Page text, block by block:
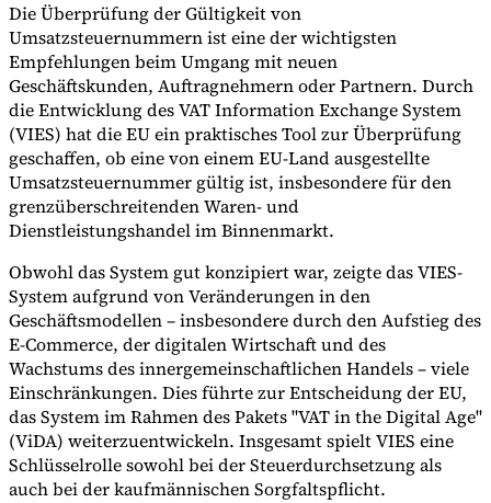
Werkzeuge
VAT-RechnerGST-RechnerVerkaufssteuer-RechnerVAT-
NummernprüferTracker für E-Rechnungs-Mandate
Experts
Unsere AutorenBeitragender werdenWählen Sie einen Experten
Die Überprüfung der Gültigkeit von
Umsatzsteuernummern ist eine der wichtigsten
Empfehlungen beim Umgang mit neuen
Geschäftskunden, Auftragnehmern oder Partnern. Durch
die Entwicklung des VAT Information Exchange System
(VIES) hat die EU ein praktisches Tool zur Überprüfung
geschaffen, ob eine von einem EU-Land ausgestellte
Umsatzsteuernummer gültig ist, insbesondere für den
grenzüberschreitenden Waren- und
Dienstleistungshandel im Binnenmarkt.
Obwohl das System gut konzipiert war, zeigte das VIES-
System aufgrund von Veränderungen in den
Geschäftsmodellen – insbesondere durch den Aufstieg des
E-Commerce, der digitalen Wirtschaft und des
Wachstums des innergemeinschaftlichen Handels – viele
Einschränkungen. Dies führte zur Entscheidung der EU,
das System im Rahmen des Pakets "VAT in the Digital Age"
(ViDA) weiterzuentwickeln. Insgesamt spielt VIES eine
Schlüsselrolle sowohl bei der Steuerdurchsetzung als
auch bei der kaufmännischen Sorgfaltspflicht.